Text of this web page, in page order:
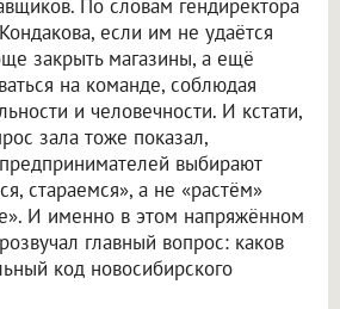
По словам гендиректора
если им не удаётся
закрыть магазины, а ещё
на команде, соблюдая
и человечности. И кстати,
зала тоже показал,
выбирают
стараемся», а не «растём»
И именно в этом напряжённом
главный вопрос: каков
код новосибирского